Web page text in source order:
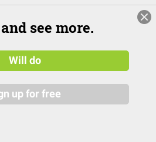
see more.
Will do
up for free